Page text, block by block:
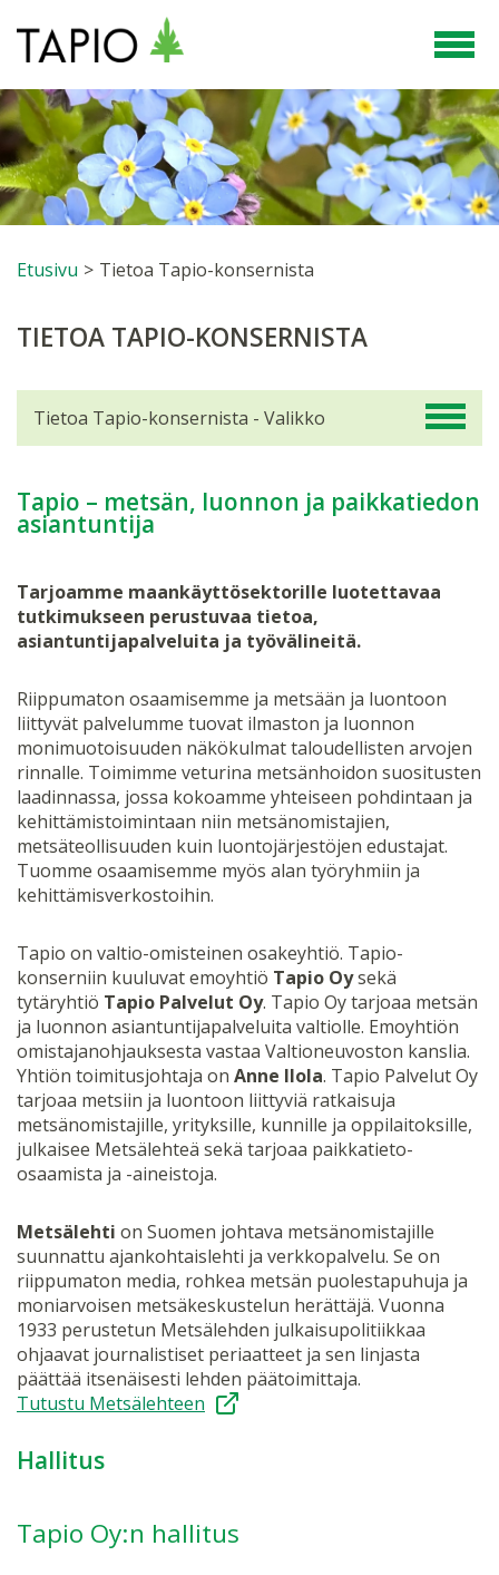
Etusivu > Tietoa Tapio-konsernista
TIETOA TAPIO-KONSERNISTA
Tapio – metsän, luonnon ja paikkatiedon
asiantuntija
Tarjoamme maankäyttösektorille luotettavaa
tutkimukseen perustuvaa tietoa,
asiantuntijapalveluita ja työvälineitä.
Riippumaton osaamisemme ja metsään ja luontoon
liittyvät palvelumme tuovat ilmaston ja luonnon
monimuotoisuuden näkökulmat taloudellisten arvojen
rinnalle. Toimimme veturina metsänhoidon suositusten
laadinnassa, jossa kokoamme yhteiseen pohdintaan ja
kehittämistoimintaan niin metsänomistajien,
metsäteollisuuden kuin luontojärjestöjen edustajat.
Tuomme osaamisemme myös alan työryhmiin ja
kehittämisverkostoihin.
Tapio on valtio-omisteinen osakeyhtiö. Tapio-
konserniin kuuluvat emoyhtiö Tapio Oysekä
tytäryhtiö Tapio Palvelut Oy. Tapio Oy tarjoaa metsän
ja luonnon asiantuntijapalveluita valtiolle. Emoyhtiön
omistajanohjauksesta vastaa Valtioneuvoston kanslia.
Yhtiön toimitusjohtaja on Anne Ilola. Tapio Palvelut Oy
tarjoaa metsiin ja luontoon liittyviä ratkaisuja
metsänomistajille, yrityksille, kunnille ja oppilaitoksille,
julkaisee Metsälehteä sekä tarjoaa paikkatieto-
osaamista ja -aineistoja.
Metsälehti on Suomen johtava metsänomistajille
suunnattu ajankohtaislehti ja verkkopalvelu. Se on
riippumaton media, rohkea metsän puolestapuhuja ja
moniarvoisen metsäkeskustelun herättäjä. Vuonna
1933 perustetun Metsälehden julkaisupolitiikkaa
ohjaavat journalistiset periaatteet ja sen linjasta
päättää itsenäisesti lehden päätoimittaja.
Tutustu Metsälehteen
Hallitus
Tapio Oy:n hallitus
Tietoa Tapio-konsernista - Valikko